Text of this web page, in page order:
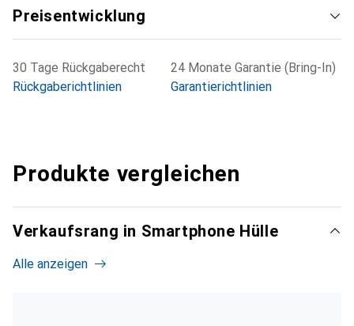
Preisentwicklung
30 Tage Rückgaberecht
Rückgaberichtlinien
24 Monate Garantie (Bring-In)
Garantierichtlinien
Produkte vergleichen
Verkaufsrang in Smartphone Hülle
Alle anzeigen